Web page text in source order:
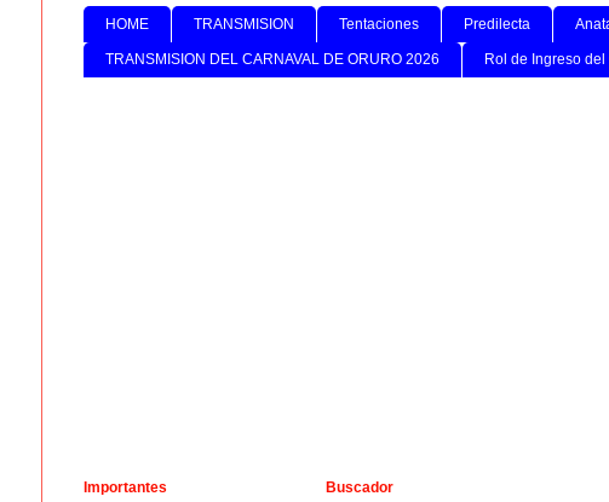
HOME TRANSMISION Tentaciones Predilecta
TRANSMISION DEL CARNAVAL DE ORURO 2026 Rol de Ingreso
Buscador
Importantes